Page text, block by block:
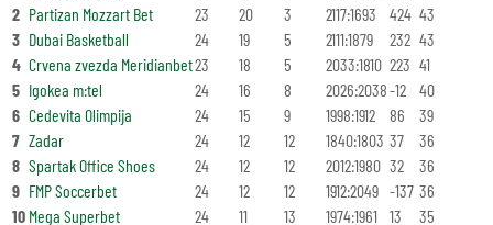
2 Partizan Mozzart Bet 23 20 3 2117:1693 424 43
3 Dubai Basketball 24 19 5 2111:1879 232 43
4 Crvena zvezda Meridianbet23 18 5 2033:1810 223 41
5 Igokea m:tel 24 16 8 2026:2038-12
40
6 Cedevita Olimpija 24 15 9 1998:1912 86
39
7 Zadar 24 12 12 1840:1803 37
36
8 Spartak Office Shoes 24 12 12 2012:1980 32
36
9 FMP Soccerbet 24 12 12 1912:2049 -137 36
10 Mega Superbet 24 11 13 1974:1961 13
35